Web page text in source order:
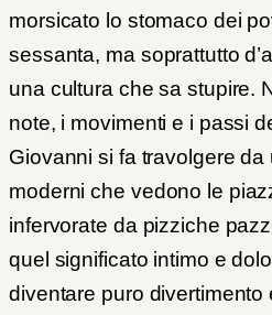
morsicato lo stomaco dei
sessanta, ma soprattutto
una cultura che sa stupire.
note, i movimenti e i passi
Giovanni si fa travolgere da
moderni che vedono le
infervorate da pizziche
quel significato intimo e
diventare puro divertimento